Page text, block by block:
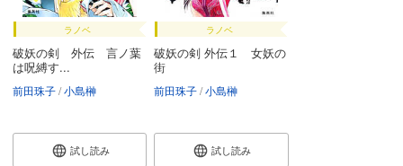
あらすじを表示する
破妖の剣６ 鬱金の暁闇21
550
あらすじを表示する
ラノベ
破妖の剣 外伝 言ノ葉
は呪縛す...
前田珠子 小島榊
試し読み
ラノベ
破妖の剣 外伝１ 女妖の
街
前田珠子 小島榊
試し読み